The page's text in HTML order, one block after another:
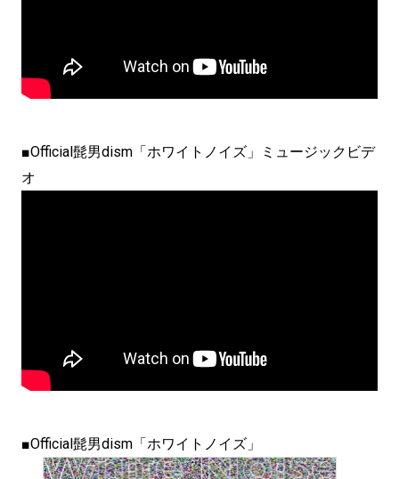
■Official髭男dism「ホワイトノイズ」ミュージックビデ
オ
■Official髭男dism「ホワイトノイズ」